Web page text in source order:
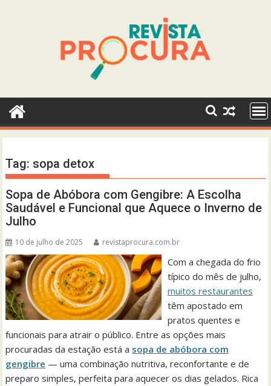
Tag: sopa detox
Sopa de Abóbora com Gengibre: A Escolha
Saudável e Funcional que Aquece o Inverno de
Julho
10 de julho de 2025 revistaprocura.com.br
Com a chegada do frio
típico do mês de julho,
muitos restaurantes
têm apostado em
pratos quentes e
funcionais para atrair o público. Entre as opções mais
procuradas da estação está a sopa de abóbora com
gengibre — uma combinação nutritiva, reconfortante e de
preparo simples, perfeita para aquecer os dias gelados. Rica